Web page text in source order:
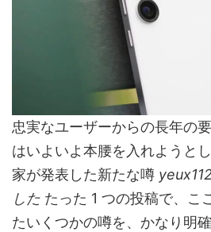
忠実なユーザーからの長年の
はいよいよ本腰を入れようと
家が発表した新たな噂
した たった 1 つの投稿で、こ
たいくつかの噂を、かなり明